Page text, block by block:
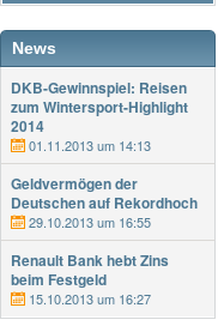
News
DKB-Gewinnspiel: Reisen
zum Wintersport-Highlight
2014
01.11.2013 um 14:13
Geldvermögen der
Deutschen auf Rekordhoch
29.10.2013 um 16:55
Renault Bank hebt Zins
beim Festgeld
15.10.2013 um 16:27